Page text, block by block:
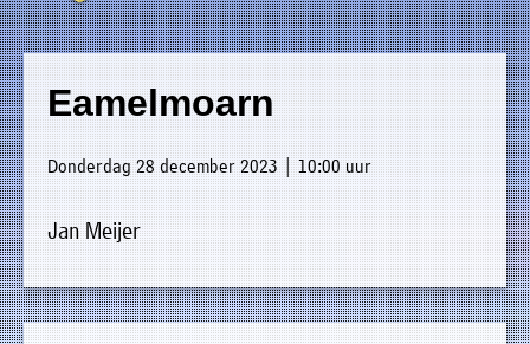
Eamelmoarn
Donderdag 28 december 2023 | 10:00 uur
Jan Meijer
»
Home
»
Welkom
»
Nieuws
»
Agenda
»
Luxwoude.net
website@luxwoude.net
Plaatselijk
belang
Op
dit
moment
bestaat
het
bestuur